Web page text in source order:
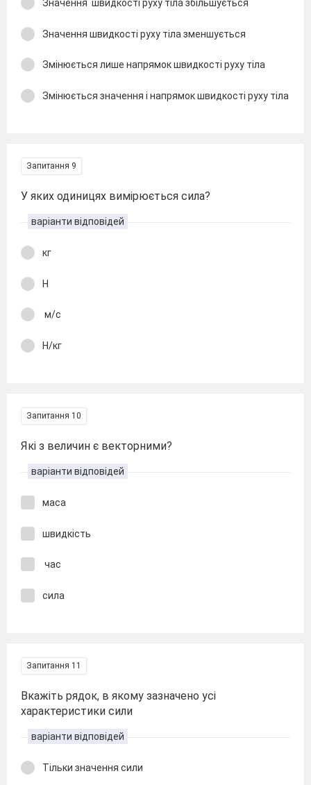
Значення швидкості руху тіла збільшується
Значення швидкості руху тіла зменшується
Змінюється лише напрямок швидкості руху тіла
Змінюється значення і напрямок швидкості руху тіла
Запитання 9
У яких одиницях вимірюється сила?
варіанти відповідей
кг
Н
м/c
H/кг
Запитання 10
Які з величин є векторними?
варіанти відповідей
маса
швидкість
час
сила
Запитання 11
Вкажіть рядок, в якому зазначено усі
характеристики сили
варіанти відповідей
Тільки значення сили